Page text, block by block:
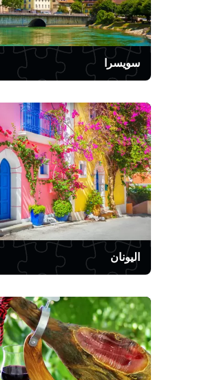
سويسرا
اليونان